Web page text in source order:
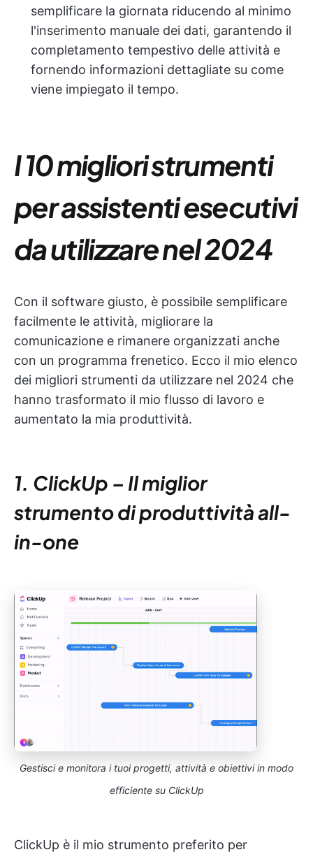
semplificare la giornata riducendo al minimo
l'inserimento manuale dei dati, garantendo il
completamento tempestivo delle attività e
fornendo informazioni dettagliate su come
viene impiegato il tempo.
I 10 migliori strumenti
per assistenti esecutivi
da utilizzare nel 2024
Con il software giusto, è possibile semplificare
facilmente le attività, migliorare la
comunicazione e rimanere organizzati anche
con un programma frenetico. Ecco il mio elenco
dei migliori strumenti da utilizzare nel 2024 che
hanno trasformato il mio flusso di lavoro e
aumentato la mia produttività.
1. ClickUp – Il miglior
strumento di produttività all-
in-one
Gestisci e monitora i tuoi progetti, attività e obiettivi in modo
efficiente su ClickUp
ClickUp è il mio strumento preferito per